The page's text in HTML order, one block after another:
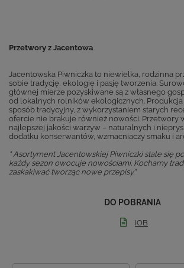
Przetwory z Jacentowa
Jacentowska Piwniczka to niewielka, rodzinna
sobie tradycję, ekologię i pasję tworzenia.
głównej mierze pozyskiwane są z własnego
od lokalnych rolników ekologicznych.
sposób tradycyjny, z wykorzystaniem starych
ofercie nie brakuje również nowości. Przetwory
najlepszej jakości warzyw – naturalnych i
dodatku konserwantów, wzmacniaczy smaku i
" Asortyment Jacentowskiej Piwniczki stale się
każdy sezon owocuje nowościami. Kochamy
zaskakiwać tworząc nowe przepisy."
DO POBRANIA
IOB